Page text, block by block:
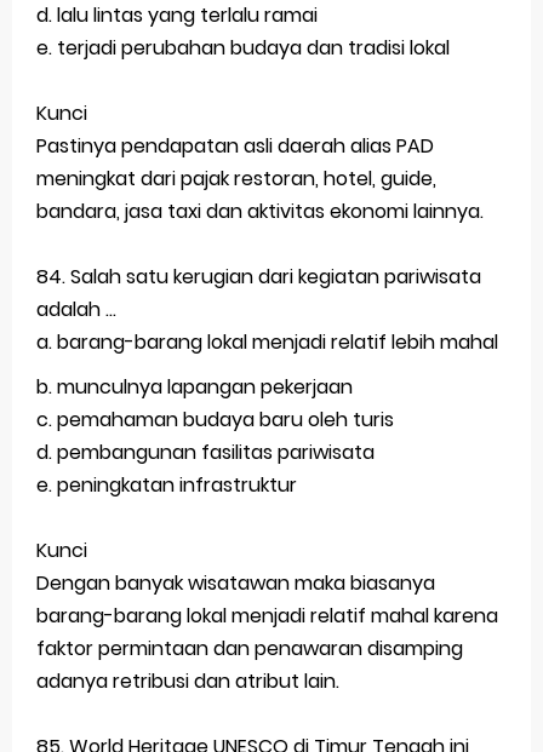
d. lalu lintas yang terlalu ramai
e. terjadi perubahan budaya dan tradisi lokal
Kunci
Pastinya pendapatan asli daerah alias PAD
meningkat dari pajak restoran, hotel, guide,
bandara, jasa taxi dan aktivitas ekonomi lainnya.
84. Salah satu kerugian dari kegiatan pariwisata
adalah ...
a. barang-barang lokal menjadi relatif lebih mahal
b. munculnya lapangan pekerjaan
c. pemahaman budaya baru oleh turis
d. pembangunan fasilitas pariwisata
e. peningkatan infrastruktur
Kunci
Dengan banyak wisatawan maka biasanya
barang-barang lokal menjadi relatif mahal karena
faktor permintaan dan penawaran disamping
adanya retribusi dan atribut lain.